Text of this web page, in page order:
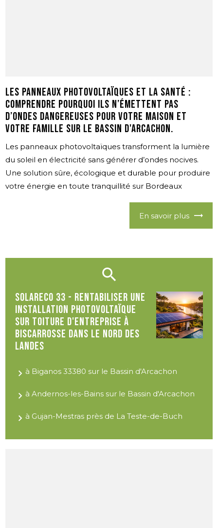
Les panneaux photovoltaïques et la santé :
comprendre pourquoi ils n’émettent pas
d’ondes dangereuses pour votre maison et
votre famille sur le Bassin d'Arcachon.
Les panneaux photovoltaïques transforment la lumière
du soleil en électricité sans générer d’ondes nocives.
Une solution sûre, écologique et durable pour produire
votre énergie en toute tranquillité sur Bordeaux
En savoir plus
Solareco 33 - Rentabiliser une
installation photovoltaïque
sur toiture d'entreprise à
Biscarrosse dans le Nord des
Landes
à Biganos 33380 sur le Bassin d'Arcachon
à Andernos-les-Bains sur le Bassin d'Arcachon
à Gujan-Mestras près de La Teste-de-Buch